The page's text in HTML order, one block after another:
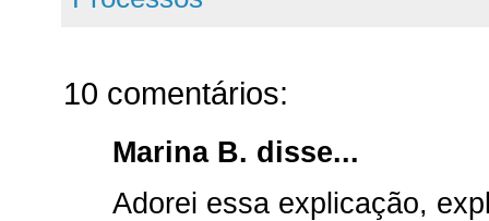
10 comentários:
Marina B. disse...
Adorei essa explicação,